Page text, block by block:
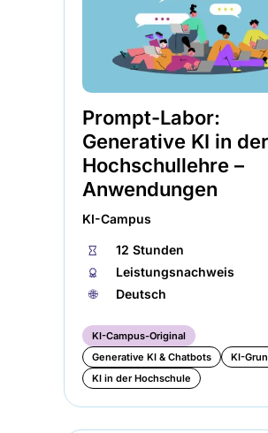
Prompt-Labor:
Generative KI in der
Hochschullehre –
Anwendungen
KI-Campus
⏱
12 Stunden
🏅︎
Leistungsnachweis
🌐︎
Deutsch
KI-Campus-Original
Generative KI & Chatbots
KI-
KI in der Hochschule